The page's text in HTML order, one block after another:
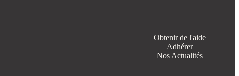
Obtenir de l'aide
Adhérer
Nos Actualités